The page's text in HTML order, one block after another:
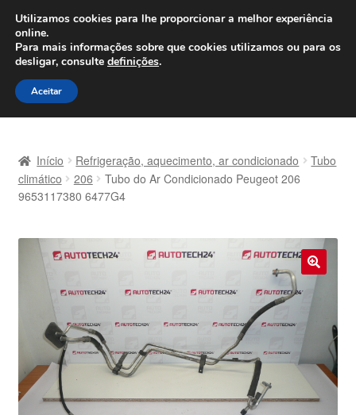
ENVIO a partir de 7 EUR
Seg-Sex, das 9h às 16h800 500 967
Ir
para
a
Saltar
para
o
Carrinho
Contato
Envio para todo o planeta
Minha conta
Pagamentos
Início Refrigeração, aquecimento, ar condicionado
Tubo
climático
206
Tubo do Ar Condicionado Peugeot 206
9653117380 6477G4
🔍
Utilizamos cookies para lhe proporcionar a melhor experiência
online.
Para mais informações sobre que cookies utilizamos ou para os
desligar, consulte definições.
Aceitar